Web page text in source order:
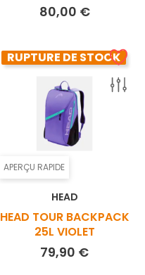
80,00 €Prix
APERÇU RAPIDE
RUPTURE DE STOCK
HEAD
HEAD TOUR BACKPACK
25L VIOLET
79,90 €Prix